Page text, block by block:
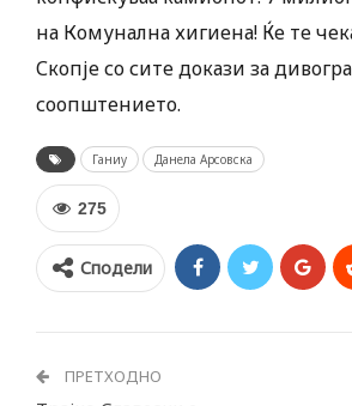
на Комунална хигиена! Ќе те
Скопје со сите докази за
соопштението.
Ганиу Данела Арсовска
275
Сподели
ПРЕТХОДНО